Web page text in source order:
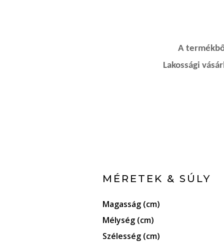
A
Lakossági
MÉRETEK & SÚLY
Magasság (cm)
Mélység (cm)
Szélesség (cm)